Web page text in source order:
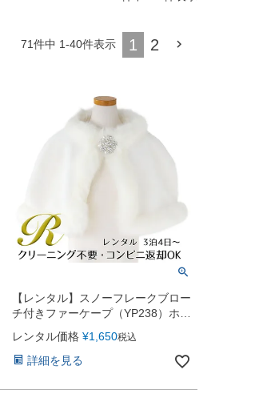
71件中 1-40件表示 1 2
【レンタル】スノーフレークブロー
チ付きファーケープ（YP238）ホワ
レンタル価格 ¥1,650税込
詳細を見る